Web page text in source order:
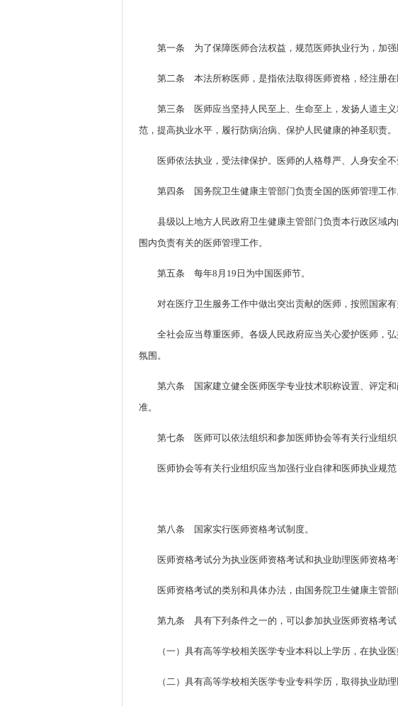
第一条 为了保障医师合法权益，规范医师执业行为，加强
第二条 本法所称医师，是指依法取得医师资格，经注册在
第三条 医师应当坚持人民至上、生命至上，发扬人道主
范，提高执业水平，履行防病治病、保护人民健康的神圣职责。
医师依法执业，受法律保护。医师的人格尊严、人身安全不
第四条 国务院卫生健康主管部门负责全国的医师管理工作
县级以上地方人民政府卫生健康主管部门负责本行政区域
围内负责有关的医师管理工作。
第五条 每年8月19日为中国医师节。
对在医疗卫生服务工作中做出突出贡献的医师，按照国家有
全社会应当尊重医师。各级人民政府应当关心爱护医师，
氛围。
第六条 国家建立健全医师医学专业技术职称设置、评定
准。
第七条 医师可以依法组织和参加医师协会等有关行业组织
医师协会等有关行业组织应当加强行业自律和医师执业规
第八条 国家实行医师资格考试制度。
医师资格考试分为执业医师资格考试和执业助理医师资格
医师资格考试的类别和具体办法，由国务院卫生健康主管部
第九条 具有下列条件之一的，可以参加执业医师资格考试
（一）具有高等学校相关医学专业本科以上学历，在执业
（二）具有高等学校相关医学专业专科学历，取得执业助